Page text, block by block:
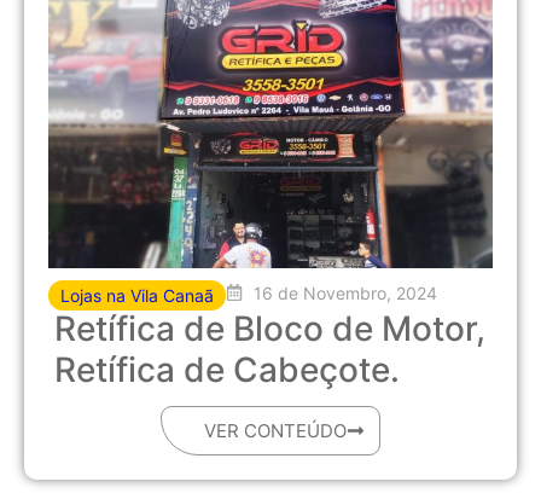
Lojas na Vila Canaã 16 de Novembro, 2024
Retífica de Bloco de Motor,
Retífica de Cabeçote.
VER CONTEÚDO